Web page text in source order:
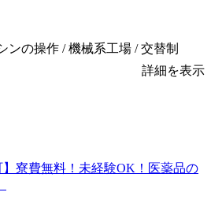
ンの操作 / 機械系工場 / 交替制
詳細を表示